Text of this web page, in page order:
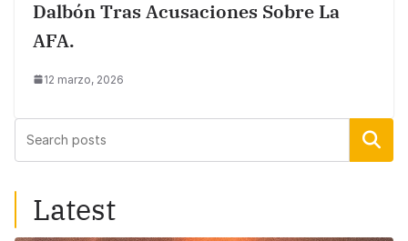
Dalbón Tras Acusaciones Sobre La
AFA.
12 marzo, 2026
Buscar
Latest